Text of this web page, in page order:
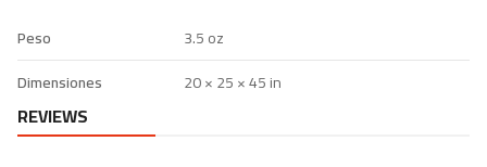
Peso
3.5 oz
Dimensiones
20 × 25 × 45 in
REVIEWS